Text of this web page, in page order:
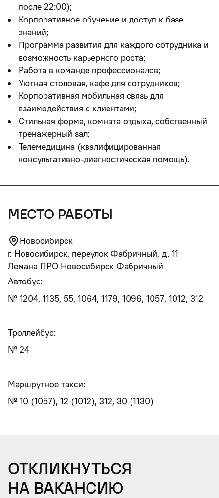
после 22:00);
Корпоративное обучение и доступ к базе
знаний;
Программа развития для каждого сотрудника и
возможность карьерного роста;
Работа в команде профессионалов;
Уютная столовая, кафе для сотрудников;
Корпоративная мобильная связь для
взаимодействия с клиентами;
Стильная форма, комната отдыха, собственный
тренажерный зал;
Телемедицина (квалифицированная
консультативно-диагностическая помощь).
место работы
Новосибирск
г. Новосибирск, переулок Фабричный, д. 11
Лемана ПРО Новосибирск Фабричный
Автобус:
№ 1204, 1135, 55, 1064, 1179, 1096, 1057, 1012, 312
Троллейбус:
№ 24
Маршрутное такси:
№ 10 (1057), 12 (1012), 312, 30 (1130)
Откликнуться
на вакансию